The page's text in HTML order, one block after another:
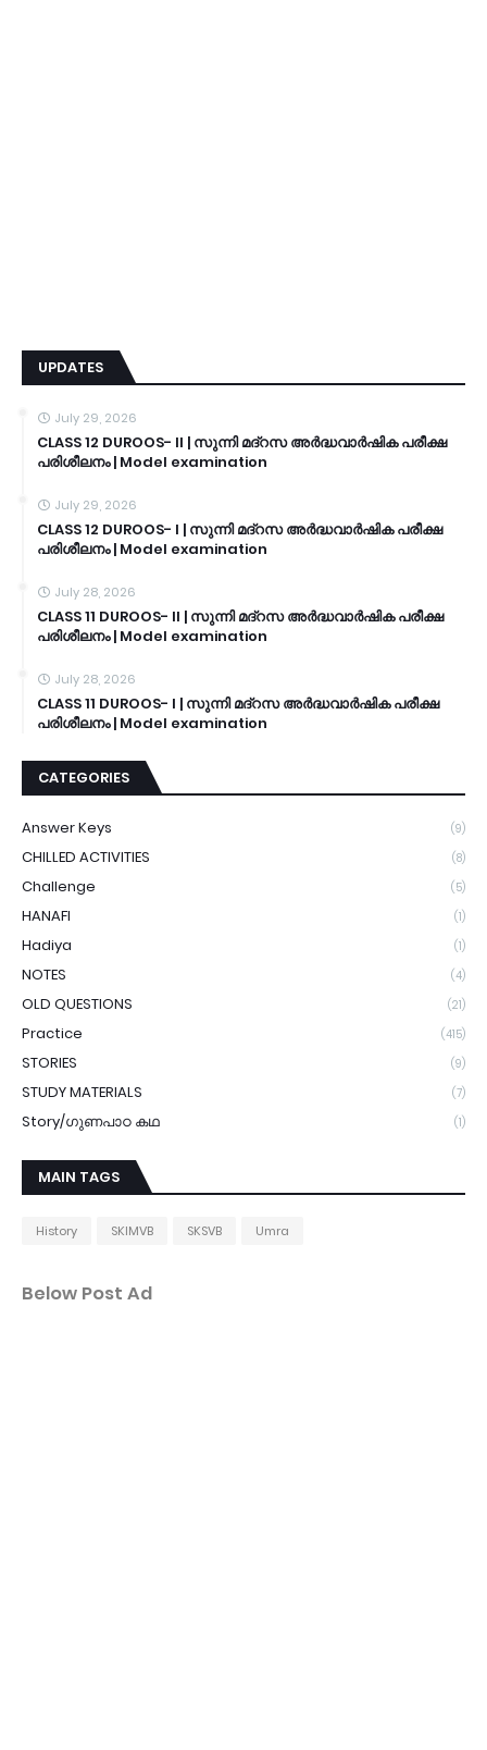
UPDATES
July 29, 2026
CLASS 12 DUROOS- II | സുന്നി മദ്റസ അർദ്ധവാർഷിക പരീക്ഷ
പരിശീലനം | Model examination
July 29, 2026
CLASS 12 DUROOS- I | സുന്നി മദ്റസ അർദ്ധവാർഷിക പരീക്ഷ
പരിശീലനം | Model examination
July 28, 2026
CLASS 11 DUROOS- II | സുന്നി മദ്റസ അർദ്ധവാർഷിക പരീക്ഷ
പരിശീലനം | Model examination
July 28, 2026
CLASS 11 DUROOS- I | സുന്നി മദ്റസ അർദ്ധവാർഷിക പരീക്ഷ
പരിശീലനം | Model examination
CATEGORIES
Answer Keys (9)
CHILLED ACTIVITIES (8)
Challenge (5)
HANAFI (1)
Hadiya (1)
NOTES (4)
OLD QUESTIONS (21)
Practice (415)
STORIES (9)
STUDY MATERIALS (7)
Story/ഗുണപാഠ കഥ (1)
MAIN TAGS
History SKIMVB SKSVB Umra
Below Post Ad